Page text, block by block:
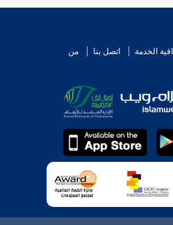
الخدمة اتصل بنا
من